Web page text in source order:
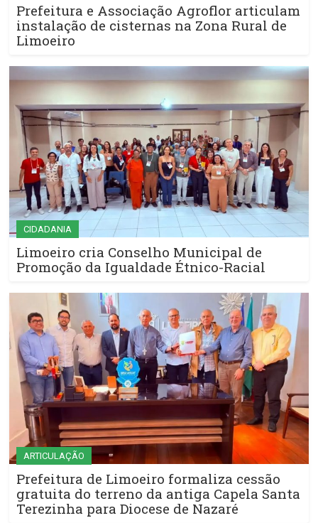
Prefeitura e Associação Agroflor articulam
instalação de cisternas na Zona Rural de
Limoeiro
CIDADANIA
Limoeiro cria Conselho Municipal de
Promoção da Igualdade Étnico-Racial
ARTICULAÇÃO
Prefeitura de Limoeiro formaliza cessão
gratuita do terreno da antiga Capela Santa
Terezinha para Diocese de Nazaré